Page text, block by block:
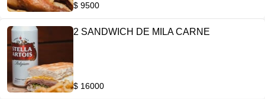
$ 9500
2 SANDWICH DE MILA CARNE
$ 16000